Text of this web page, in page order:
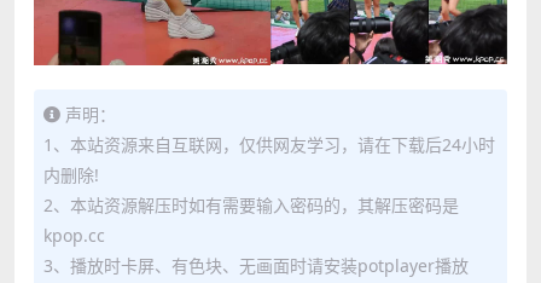
声明：
1、本站资源来自互联网，仅供网友学习，请在下载后24小时
内删除!
2、本站资源解压时如有需要输入密码的，其解压密码是
kpop.cc
3、播放时卡屏、有色块、无画面时请安装potplayer播放